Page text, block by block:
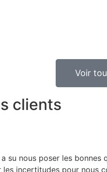
Voir
clients
su nous poser les
incertitudes pour nous